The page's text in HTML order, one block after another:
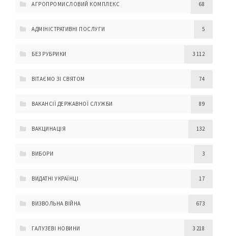
АГРОПРОМИСЛОВИЙ КОМПЛЕКС 68
АДМІНІСТРАТИВНІ ПОСЛУГИ 5
БЕЗ РУБРИКИ 3 112
ВІТАЄМО ЗІ СВЯТОМ 74
ВАКАНСІЇ ДЕРЖАВНОЇ СЛУЖБИ 89
ВАКЦИНАЦІЯ 132
ВИБОРИ 3
ВИДАТНІ УКРАЇНЦІ 17
ВИЗВОЛЬНА ВІЙНА 673
ГАЛУЗЕВІ НОВИНИ 3 218